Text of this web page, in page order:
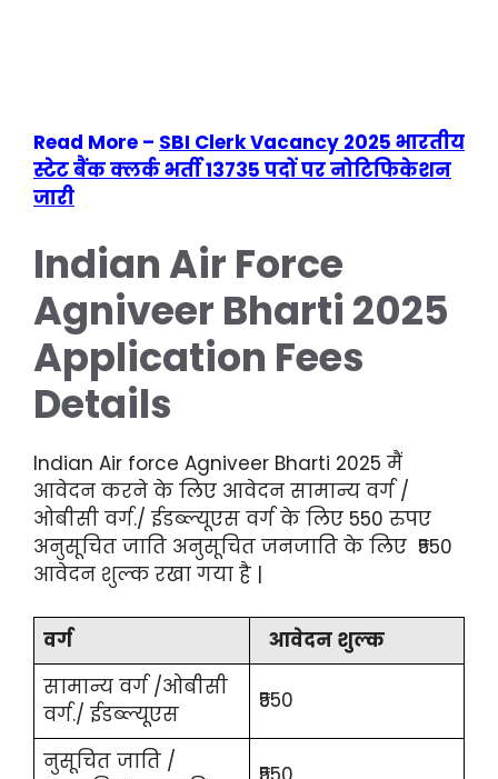
Read More – SBI Clerk Vacancy 2025 भारतीय
स्टेट बैंक क्लर्क भर्ती 13735 पदों पर नोटिफिकेशन
जारी
Indian Air Force
Agniveer Bharti 2025
Application Fees
Details
Indian Air force Agniveer Bharti 2025 मैं
आवेदन करने के लिए आवेदन सामान्य वर्ग /
ओबीसी वर्ग./ ईडब्ल्यूएस वर्ग के लिए 550 रुपए
अनुसूचित जाति अनुसूचित जनजाति के लिए ₹550
आवेदन शुल्क रखा गया है |
वर्ग
आवेदन शुल्क
सामान्य वर्ग /ओबीसी
वर्ग./ ईडब्ल्यूएस
₹550
नुसूचित जाति /